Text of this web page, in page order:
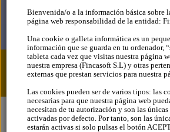
Formularios > Actividades >
Bienvenida/o a la información básica sobre
página web responsabilidad de la entidad:
Una cookie o galleta informática es un
información que se guarda en tu ordenador,
tableta cada vez que visitas nuestra página
nuestra empresa (Fincasoft S.L) y otras
externas que prestan servicios para nuestra
Las cookies pueden ser de varios tipos: las
necesarias para que nuestra página web
necesitan de tu autorización y son las únicas
activadas por defecto. Por tanto, son las
estarán activas si solo pulsas el botón